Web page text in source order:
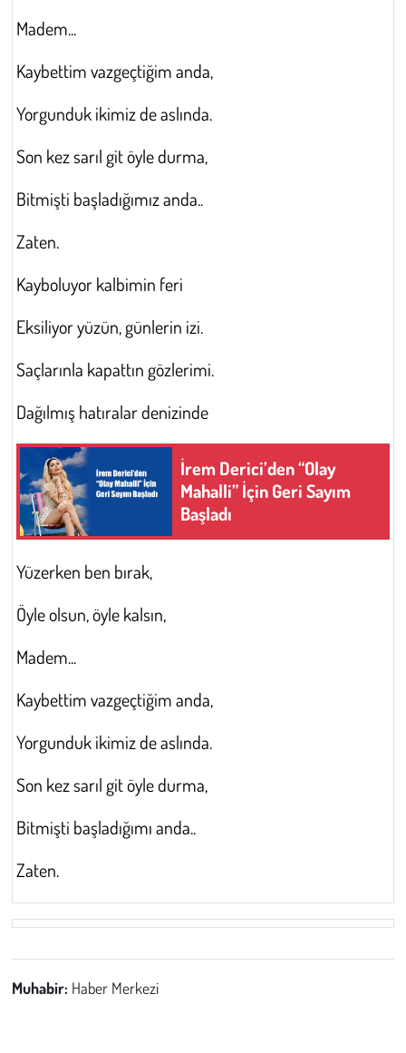
Madem...
Kaybettim vazgeçtiğim anda,
Yorgunduk ikimiz de aslında.
Son kez sarıl git öyle durma,
Bitmişti başladığımız anda..
Zaten.
Kayboluyor kalbimin feri
Eksiliyor yüzün, günlerin izi.
Saçlarınla kapattın gözlerimi.
Dağılmış hatıralar denizinde
İrem Derici’den “Olay
Mahalli” İçin Geri Sayım
Başladı
Yüzerken ben bırak,
Öyle olsun, öyle kalsın,
Madem...
Kaybettim vazgeçtiğim anda,
Yorgunduk ikimiz de aslında.
Son kez sarıl git öyle durma,
Bitmişti başladığımı anda..
Zaten.
Muhabir: Haber Merkezi